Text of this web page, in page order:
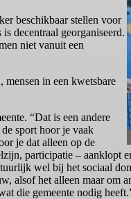
beschikbaar stellen voor
decentraal georganiseerd.
niet vanuit een
mensen in een kwetsbare
“Dat is een andere
sport hoor je vaak
je dat alleen op de
participatie – aanklopt
wel bij het sociaal
alsof het alleen maar om
die gemeente nodig